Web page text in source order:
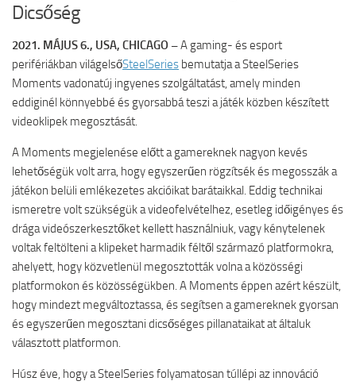
Dicsőség
2021. MÁJUS 6., USA, CHICAGO –A gaming- és esport
perifériákban világelsőSteelSeries bemutatja a SteelSeries
Moments vadonatúj ingyenes szolgáltatást, amely minden
eddiginél könnyebbé és gyorsabbá teszi a játék közben készített
videoklipek megosztását.
A Moments megjelenése előtt a gamereknek nagyon kevés
lehetőségük volt arra, hogy egyszerűen rögzítsék és megosszák a
játékon belüli emlékezetes akcióikat barátaikkal. Eddig technikai
ismeretre volt szükségük a videofelvételhez, esetleg időigényes és
drága videószerkesztőket kellett használniuk, vagy kénytelenek
voltak feltölteni a klipeket harmadik féltől származó platformokra,
ahelyett, hogy közvetlenül megosztották volna a közösségi
platformokon és közösségükben. A Moments éppen azért készült,
hogy mindezt megváltoztassa, és segítsen a gamereknek gyorsan
és egyszerűen megosztani dicsőséges pillanataikat at általuk
választott platformon.
Húsz éve, hogy a SteelSeries folyamatosan túllépi az innováció